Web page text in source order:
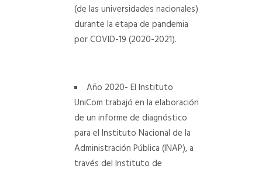
(de las universidades nacionales)
durante la etapa de pandemia
por COVID-19 (2020-2021).
Año 2020- El Instituto
UniCom trabajó en la elaboración
de un informe de diagnóstico
para el Instituto Nacional de la
Administración Pública (INAP), a
través del Instituto de